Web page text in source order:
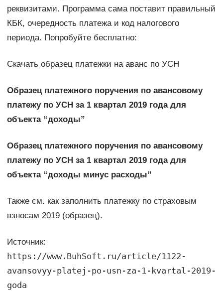
реквизитами. Программа сама поставит правильный
КБК, очередность платежа и код налогового
периода. Попробуйте бесплатно:
Скачать образец платежки на аванс по УСН
Образец платежного поручения по авансовому
платежу по УСН за 1 квартал 2019 года для
объекта “доходы”
Образец платежного поручения по авансовому
платежу по УСН за 1 квартал 2019 года для
объекта “доходы минус расходы”
Также см. как заполнить платежку по страховым
взносам 2019 (образец).
Источник:
https://www.BuhSoft.ru/article/1122-
avansovyy-platej-po-usn-za-1-kvartal-2019-
goda